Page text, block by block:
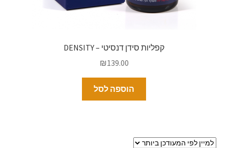
קפליות סידן דנסיטי – DENSITY
₪139.00
הוספה לסל